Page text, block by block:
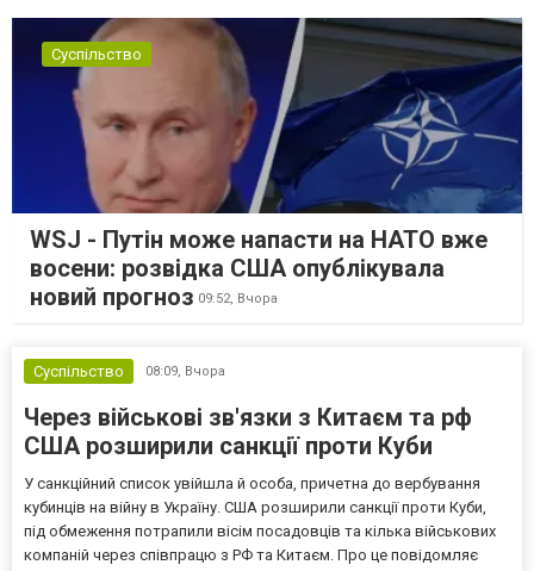
Суспільство
WSJ - Путін може напасти на НАТО вже
восени: розвідка США опублікувала
новий прогноз 09:52, Вчора
Суспільство 08:09, Вчора
Через військові зв'язки з Китаєм та рф
США розширили санкції проти Куби
У санкційний список увійшла й особа, причетна до вербування
кубинців на війну в Україну. США розширили санкції проти Куби,
під обмеження потрапили вісім посадовців та кілька військових
компаній через співпрацю з РФ та Китаєм. Про це повідомляє